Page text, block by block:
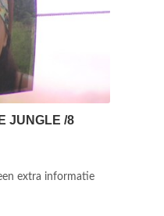
JUNGLE /8
extra informatie